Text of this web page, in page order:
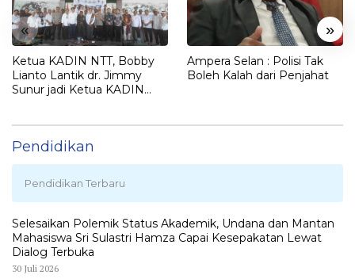
« »
Ketua KADIN NTT, Bobby
Lianto Lantik dr. Jimmy
Sunur jadi Ketua KADIN
Ampera Selan : Polisi Tak
Boleh Kalah dari Penjahat
Pendidikan
Pendidikan Terbaru
Selesaikan Polemik Status Akademik, Undana dan Mantan
Mahasiswa Sri Sulastri Hamza Capai Kesepakatan Lewat
Dialog Terbuka
30 Juli 2026